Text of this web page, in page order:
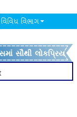
વિવિધ વિભાગ
સૌથી લોકપ્રિય